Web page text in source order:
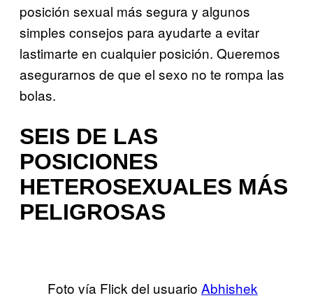
posición sexual más segura y algunos
simples consejos para ayudarte a evitar
lastimarte en cualquier posición. Queremos
asegurarnos de que el sexo no te rompa las
bolas.
SEIS DE LAS
POSICIONES
HETEROSEXUALES MÁS
PELIGROSAS
Foto vía Flick del usuario Abhishek